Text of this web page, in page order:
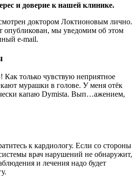
и доверие к нашей клинике.
доктором Локтионовым лично.
опубликован, мы уведомим об этом
e-mail.
Как только чувствую неприятное
мурашки в голове. У меня отёк
капаю Dymista. Вып…ажением,
к кардиологу. Если со стороны
врач нарушений не обнаружит,
и лечения надо будет